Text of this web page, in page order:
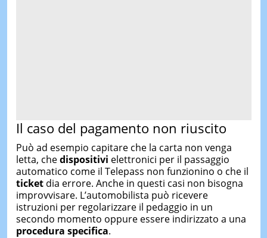
Il caso del pagamento non riuscito
Può ad esempio capitare che la carta non venga
letta, chedispositivi elettronici per il passaggio
automatico come il Telepass non funzionino o che il
ticketdia errore. Anche in questi casi non bisogna
improvvisare. L’automobilista può ricevere
istruzioni per regolarizzare il pedaggio in un
secondo momento oppure essere indirizzato a una
procedura specifica.